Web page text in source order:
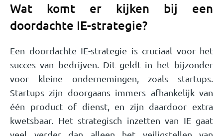
Wat komt er kijken bij een
doordachte IE-strategie?
Een doordachte IE-strategie is cruciaal voor het
succes van bedrijven. Dit geldt in het bijzonder
voor kleine ondernemingen, zoals startups.
Startups zijn doorgaans immers afhankelijk van
één product of dienst, en zijn daardoor extra
kwetsbaar. Het strategisch inzetten van IE gaat